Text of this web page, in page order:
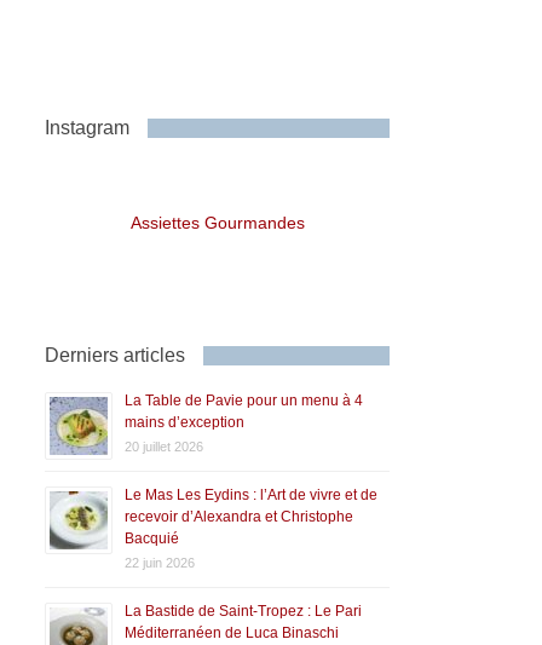
Instagram
Assiettes Gourmandes
Derniers articles
La Table de Pavie pour un menu à 4
mains d’exception
20 juillet 2026
Le Mas Les Eydins : l’Art de vivre et de
recevoir d’Alexandra et Christophe
Bacquié
22 juin 2026
La Bastide de Saint-Tropez : Le Pari
Méditerranéen de Luca Binaschi